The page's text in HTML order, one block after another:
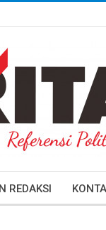
REDAKSI